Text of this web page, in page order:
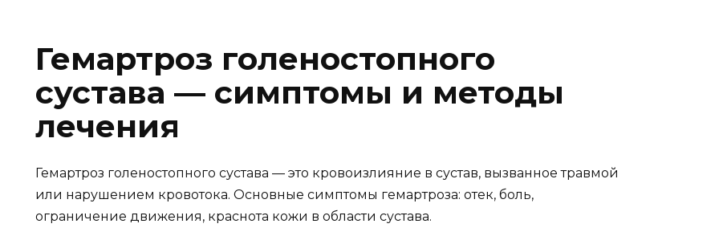
Гемартроз голеностопного
сустава — симптомы и методы
лечения
Гемартроз голеностопного сустава — это кровоизлияние в сустав, вызванное травмой
или нарушением кровотока. Основные симптомы гемартроза: отек, боль,
ограничение движения, краснота кожи в области сустава.